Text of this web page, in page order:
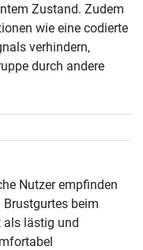
Zustand. Zudem
wie eine codierte
verhindern,
durch andere
Nutzer empfinden
Brustgurtes beim
als lästig und